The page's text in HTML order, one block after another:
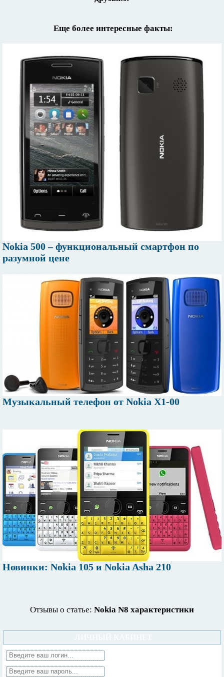
Еще более интересные факты:
Nokia 500 – функциональный смартфон по
разумной цене
Музыкальный телефон от Nokia X1-00
Новинки: Nokia 105 и Nokia Asha 210
Отзывы о статье: Nokia N8 характеристики